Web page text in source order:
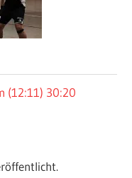
(12:11) 30:20